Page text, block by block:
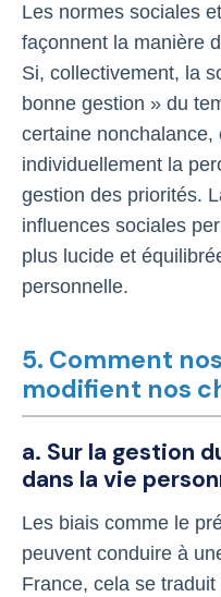
Les normes sociales
façonnent la manière
Si, collectivement, la
bonne gestion » du
certaine nonchalance,
individuellement la
gestion des priorités.
influences sociales
plus lucide et
personnelle.
5. Comment
modifient nos
a. Sur la gestion
dans la vie
Les biais comme le
peuvent conduire à
France, cela se